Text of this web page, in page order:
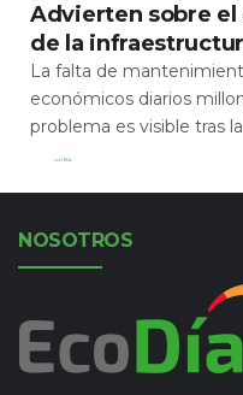
Advierten sobre
de la
La falta de
económicos diarios
problema es visible tras
Leer Más
NOSOTROS